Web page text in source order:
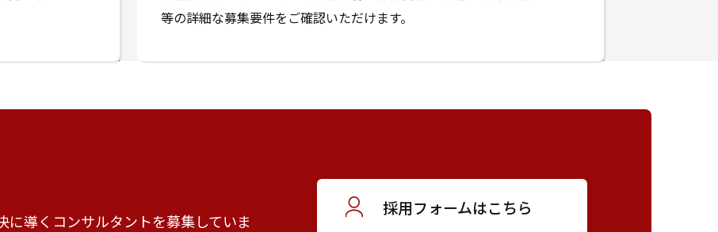
等の詳細な募集要件をご確認いただけます。
導くコンサルタントを募集していま
採用フォームはこちら